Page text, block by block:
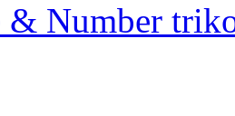
& Number